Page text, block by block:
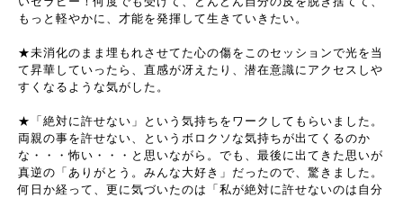
もっと軽やかに、才能を発揮して生きていきたい。
★未消化のまま埋もれさせてた心の傷をこのセッションで光を当
て昇華していったら、直感が冴えたり、潜在意識にアクセスしや
すくなるような気がした。
★「絶対に許せない」という気持ちをワークしてもらいました。
両親の事を許せない、というボロクソな気持ちが出てくるのか
な・・・怖い・・・と思いながら。でも、最後に出てきた思いが
真逆の「ありがとう。みんな大好き」だったので、驚きました。
何日か経って、更に気づいたのは「私が絶対に許せないのは自分